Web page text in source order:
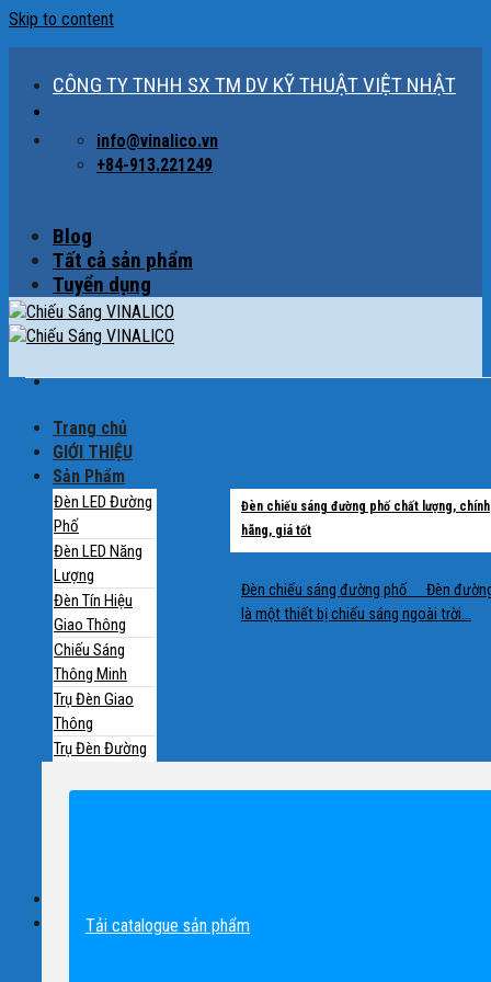
Skip to content
CÔNG TY TNHH SX TM DV KỸ THUẬT VIỆT NHẬT
info@vinalico.vn
+84-913.221249
Blog
Tất cả sản phẩm
Tuyển dụng
Trang chủ
GIỚI THIỆU
Sản Phẩm
Đèn LED Đường
Phố
Đèn LED Năng
Lượng
Đèn Tín Hiệu
Giao Thông
Chiếu Sáng
Thông Minh
Trụ Đèn Giao
Thông
Trụ Đèn Đường
Trụ Đèn Sân
Tư Vấn
Đèn chiếu sáng đường phố chất lượng, chính
hãng, giá tốt
Đèn chiếu sáng đường phố Đèn
là một thiết bị chiếu sáng ngoài trời...
Tải catalogue sản phẩm